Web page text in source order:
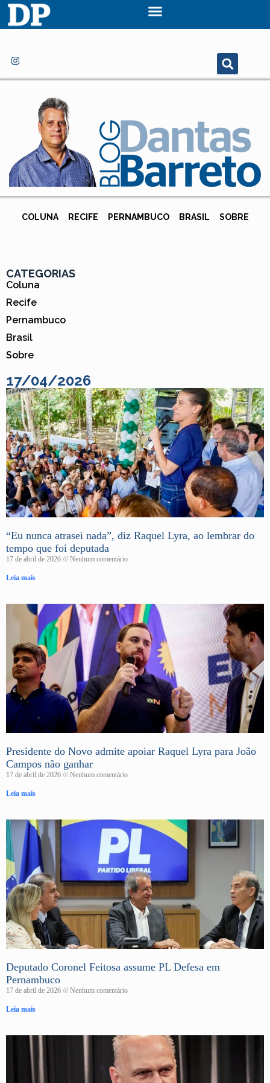
COLUNA RECIFE PERNAMBUCO BRASIL SOBRE
CATEGORIAS
Coluna
Recife
Pernambuco
Brasil
Sobre
17/04/2026
“Eu nunca atrasei nada”, diz Raquel Lyra, ao lembrar do
tempo que foi deputada
17 de abril de 2026 Nenhum comentário
Leia mais
Presidente do Novo admite apoiar Raquel Lyra para João
Campos não ganhar
17 de abril de 2026 Nenhum comentário
Leia mais
Deputado Coronel Feitosa assume PL Defesa em
Pernambuco
17 de abril de 2026 Nenhum comentário
Leia mais